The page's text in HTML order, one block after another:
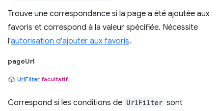
Trouve une correspondance si la page a été ajoutée aux
favoris et correspond à la valeur spécifiée. Nécessite
l'autorisation d'ajouter aux favoris.
pageUrl
UrlFilter facultatif
Correspond si les conditions de UrlFilter sont